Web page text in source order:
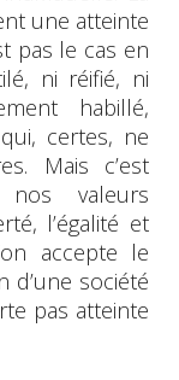
une atteinte
pas le cas en
ni réifié, ni
habillé,
certes, ne
Mais c’est
valeurs
l’égalité et
accepte le
d’une société
pas atteinte